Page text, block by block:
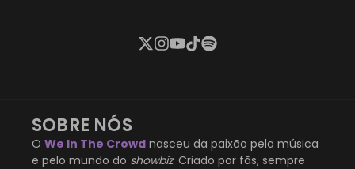
SOBRE NÓS
O We In The Crowd nasceu da paixão pela música
e pelo mundo do showbiz. Criado por fãs, sempre